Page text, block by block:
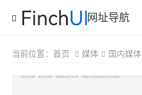
网址导航
当前位置： 首页 媒体 国内媒体